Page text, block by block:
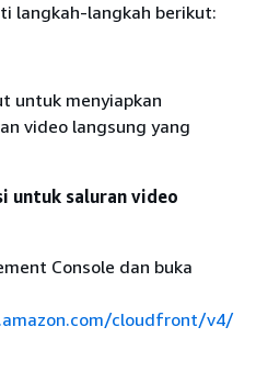
langkah-langkah berikut:
untuk menyiapkan
video langsung yang
untuk saluran video
Console dan buka
cloudfront/v4/